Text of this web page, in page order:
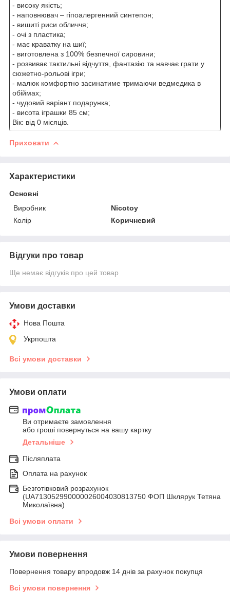
- високу якість;
- наповнювач – гіпоалергенний синтепон;
- вишиті риси обличчя;
- очі з пластика;
- має краватку на шиї;
- виготовлена з 100% безпечної сировини;
- розвиває тактильні відчуття, фантазію та навчає грати у
сюжетно-рольові ігри;
- малюк комфортно засинатиме тримаючи ведмедика в
обіймах;
- чудовий варіант подарунка;
- висота іграшки 85 см;
Вік: від 0 місяців.
Приховати
Характеристики
Основні
Виробник
Nicotoy
Колір
Коричневий
Відгуки про товар
Ще немає відгуків про цей товар
Умови доставки
Нова Пошта
Укрпошта
Всі умови доставки
Умови оплати
Ви отримаєте замовлення
або гроші повернуться на вашу картку
Детальніше
Післяплата
Оплата на рахунок
Безготівковий розрахунок
(UA713052990000026004030813750 ФОП Шклярук Тетяна
Миколаївна)
Всі умови оплати
Умови повернення
Повернення товару впродовж 14 днів за рахунок покупця
Всі умови повернення